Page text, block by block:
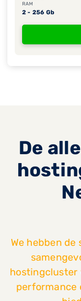
RAM
2 - 256 Gb
De
We hebben
hostingcluster
performance